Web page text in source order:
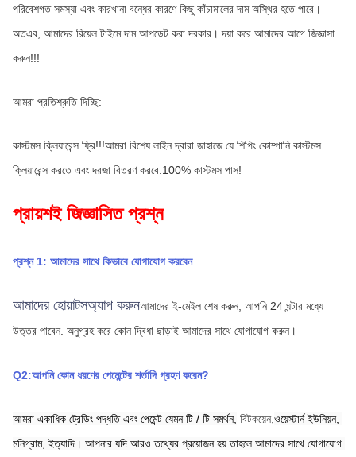
পরিবেশগত সমস্যা এবং কারখানা বন্ধের কারণে কিছু কাঁচামালের দাম অস্থির হতে পারে।
অতএব, আমাদের রিয়েল টাইমে দাম আপডেট করা দরকার। দয়া করে আমাদের আগে জিজ্ঞাসা
করুন!!!
আমরা প্রতিশ্রুতি দিচ্ছি:
কাস্টমস ক্লিয়ারেন্স ফ্রি!!!আমরা বিশেষ লাইন দ্বারা জাহাজে যে শিপিং কোম্পানি কাস্টমস
ক্লিয়ারেন্স করতে এবং দরজা বিতরণ করবে.100% কাস্টমস পাস!
প্রায়শই জিজ্ঞাসিত প্রশ্ন
প্রশ্ন 1: আমাদের সাথে কিভাবে যোগাযোগ করবেন
আমাদের হোয়াটসঅ্যাপ করুনআমাদের ই-মেইল শেষ করুন, আপনি 24 ঘন্টার মধ্যে
উত্তর পাবেন. অনুগ্রহ করে কোন দ্বিধা ছাড়াই আমাদের সাথে যোগাযোগ করুন।
Q2:আপনি কোন ধরণের পেমেন্টের শর্তাদি গ্রহণ করেন?
আমরা একাধিক ট্রেডিং পদ্ধতি এবং পেমেন্ট যেমন টি / টি সমর্থন, বিটকয়েন,ওয়েস্টার্ন ইউনিয়ন,
মনিগ্রাম, ইত্যাদি। আপনার যদি আরও তথ্যের প্রয়োজন হয় তাহলে আমাদের সাথে যোগাযোগ